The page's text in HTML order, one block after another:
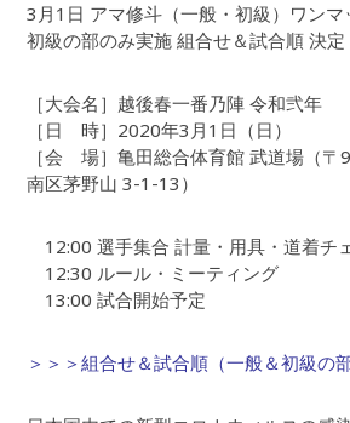
3月1日 アマ修斗（一般・初級）ワンマ
初級の部のみ実施 組合せ＆試合順 決定
［大会名］越後春一番乃陣 令和弐年
［日 時］2020年3月1日（日）
［会 場］亀田総合体育館 武道場（
南区茅野山 3-1-13）
12:00 選手集合 計量・用具・道着チ
12:30 ルール・ミーティング
13:00 試合開始予定
＞＞＞組合せ＆試合順（一般＆初級の